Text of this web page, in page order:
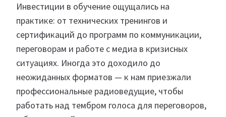
Инвестиции в обучение ощущались на
практике: от технических тренингов и
сертификаций до программ по коммуникации,
переговорам и работе с медиа в кризисных
ситуациях. Иногда это доходило до
неожиданных форматов — к нам приезжали
профессиональные радиоведущие, чтобы
работать над тембром голоса для переговоров,